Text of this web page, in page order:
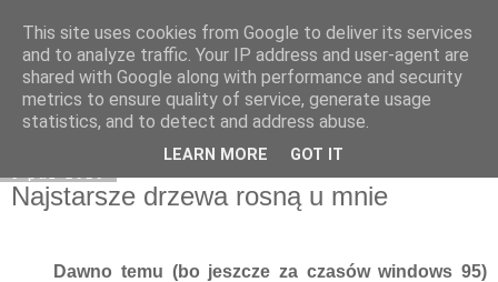
Moje miejsce
Najstarsze drzewa rosną u mnie
Dawno temu (bo jeszcze za czasów windows 95)
This site uses cookies from Google to deliver its services
and to analyze traffic. Your IP address and user-agent are
shared with Google along with performance and security
metrics to ensure quality of service, generate usage
statistics, and to detect and address abuse.
LEARN MORE GOT IT